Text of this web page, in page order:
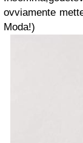
ovviamente
Moda!)